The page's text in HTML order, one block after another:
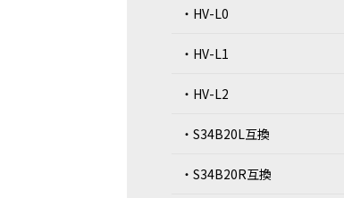
・HV-L0
・HV-L1
・HV-L2
・S34B20L互換
・S34B20R互換